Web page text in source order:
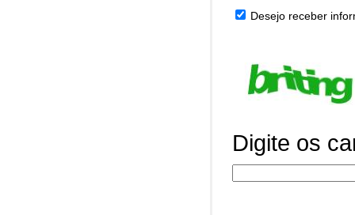
Desejo receber
Digite os